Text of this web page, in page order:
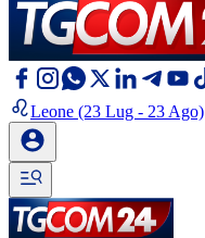
Leone (23 Lug - 23 Ago)